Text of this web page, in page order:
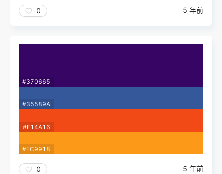
0 5 年前
#370665
#35589A
#F14A16
#FC9918
0 5 年前